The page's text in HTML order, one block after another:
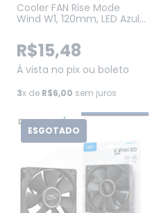
Cooler FAN Rise Mode
Wind W1, 120mm, LED Azul
R$15,48
Á vista no pix ou boleto
3x de R$6,00 sem juros
ESGOTADO